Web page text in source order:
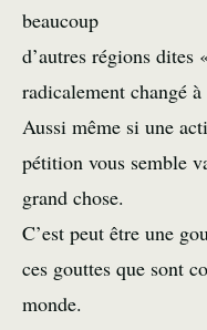
beaucoup
d’autres régions dites
radicalement changé
Aussi même si une
pétition vous semble
grand chose.
C’est peut être une
ces gouttes que sont
monde.